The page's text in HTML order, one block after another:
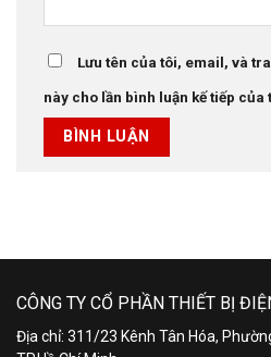
Lưu tên của tôi, email, và
này cho lần bình luận kế tiếp của
CÔNG TY CỔ PHẦN THIẾT BỊ
Địa chỉ: 311/23 Kênh Tân Hóa,